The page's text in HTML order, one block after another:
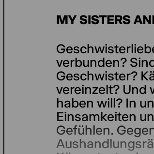
MY SISTERS
verbunden?
Geschwister?
vereinzelt? Und
haben will? In
Einsamkeiten
Gefühlen.